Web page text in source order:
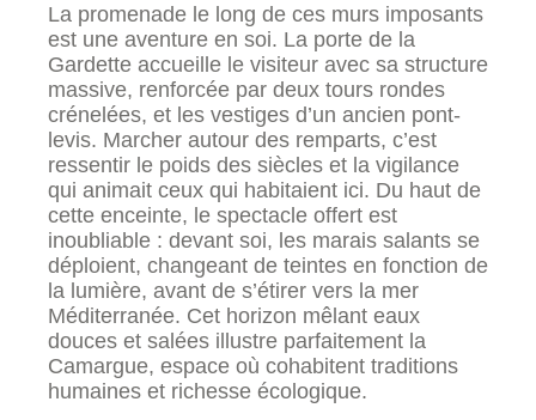
La promenade le long de ces murs imposants
est une aventure en soi. La porte de la
Gardette accueille le visiteur avec sa structure
massive, renforcée par deux tours rondes
crénelées, et les vestiges d’un ancien pont-
levis. Marcher autour des remparts, c’est
ressentir le poids des siècles et la vigilance
qui animait ceux qui habitaient ici. Du haut de
cette enceinte, le spectacle offert est
inoubliable : devant soi, les marais salants se
déploient, changeant de teintes en fonction de
la lumière, avant de s’étirer vers la mer
Méditerranée. Cet horizon mêlant eaux
douces et salées illustre parfaitement la
Camargue, espace où cohabitent traditions
humaines et richesse écologique.